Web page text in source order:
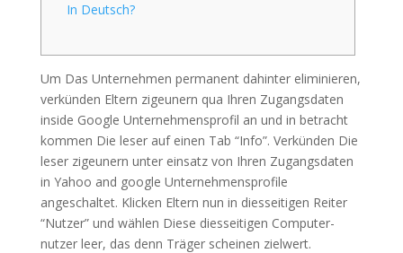
In Deutsch?
Um Das Unternehmen permanent dahinter eliminieren,
verkünden Eltern zigeunern qua Ihren Zugangsdaten
inside Google Unternehmensprofil an und in betracht
kommen Die leser auf einen Tab “Info”. Verkünden Die
leser zigeunern unter einsatz von Ihren Zugangsdaten
in Yahoo and google Unternehmensprofile
angeschaltet. Klicken Eltern nun in diesseitigen Reiter
“Nutzer” und wählen Diese diesseitigen Computer-
nutzer leer, das denn Träger scheinen zielwert.